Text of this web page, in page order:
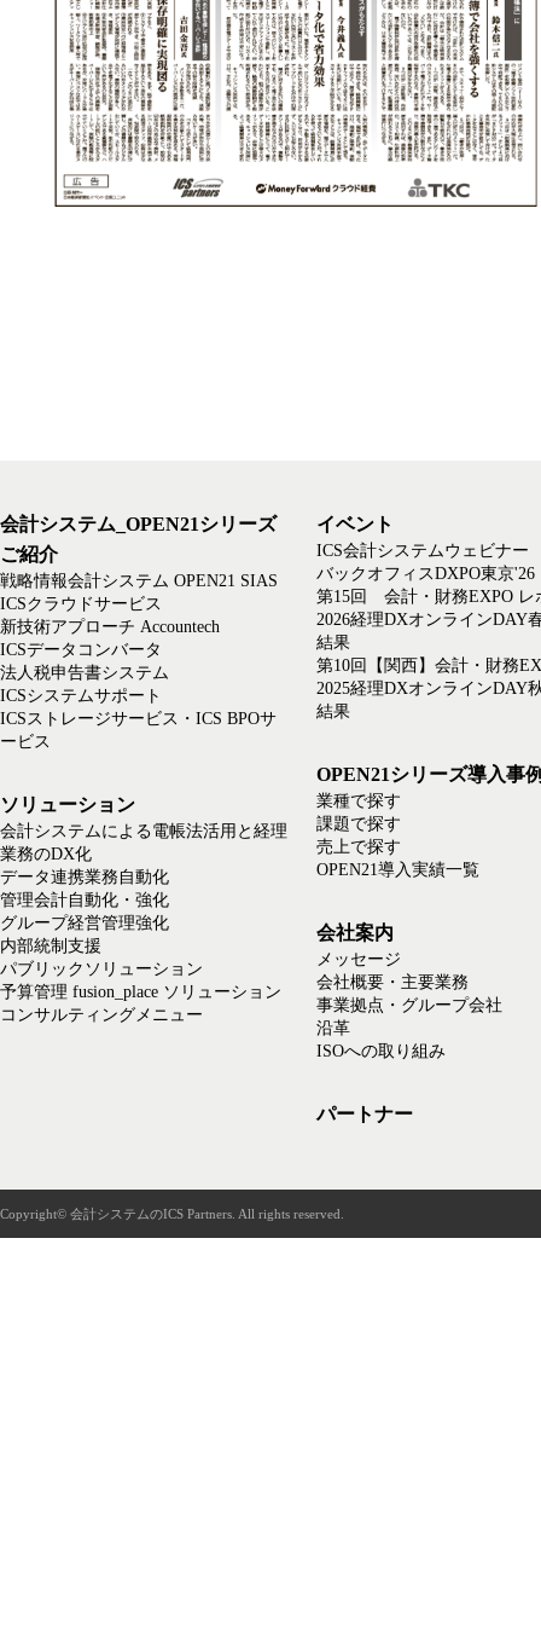
会計システム_OPEN21シリーズ
ご紹介
戦略情報会計システム OPEN21 SIAS
ICSクラウドサービス
新技術アプローチ Accountech
ICSデータコンバータ
法人税申告書システム
ICSシステムサポート
ICSストレージサービス・ICS BPOサ
ービス
ソリューション
会計システムによる電帳法活用と経理
業務のDX化
データ連携業務自動化
管理会計自動化・強化
グループ経営管理強化
内部統制支援
パブリックソリューション
予算管理 fusion_place ソリューション
コンサルティングメニュー
イベント
ICS会計システムウェビナー
バックオフィスDXPO東京'26
第15回 会計・財務EXPO レ
2026経理DXオンラインDAY
結果
第10回【関西】会計・財務
2025経理DXオンラインDAY
結果
OPEN21シリーズ導入事
業種で探す
課題で探す
売上で探す
OPEN21導入実績一覧
会社案内
メッセージ
会社概要・主要業務
事業拠点・グループ会社
沿革
ISOへの取り組み
パートナー
Copyright© 会計システムのICS Partners. All rights reserved.